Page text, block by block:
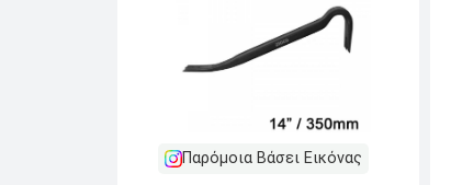
Παρόμοια Βάσει Εικόνας